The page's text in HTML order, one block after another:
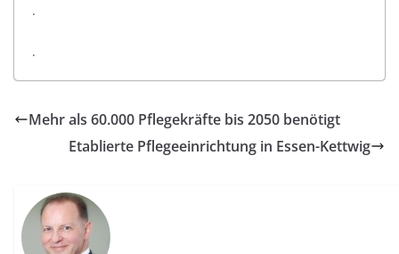
.
.
Mehr als 60.000 Pflegekräfte bis 2050 benötigt
Etablierte Pflegeeinrichtung in Essen-Kettwig